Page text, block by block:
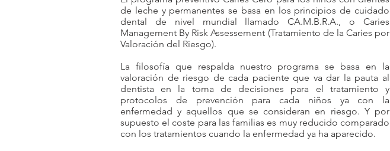
de leche y permanentes se basa en los principios de cuidado
dental de nivel mundial llamado CA.M.B.R.A., o Caries
Management By Risk Assessement (Tratamiento de la Caries por
Valoración del Riesgo).
La filosofía que respalda nuestro programa se basa en la
valoración de riesgo de cada paciente que va dar la pauta al
dentista en la toma de decisiones para el tratamiento y
protocolos de prevención para cada niños ya con la
enfermedad y aquellos que se consideran en riesgo. Y por
supuesto el coste para las familias es muy reducido comparado
con los tratamientos cuando la enfermedad ya ha aparecido.